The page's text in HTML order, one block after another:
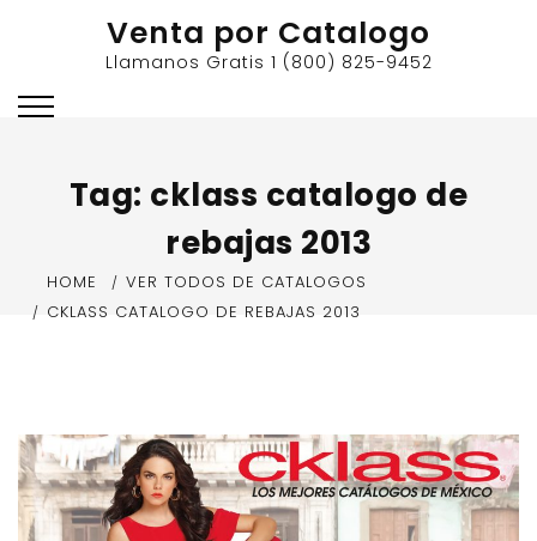
Venta por Catalogo
Llamanos Gratis 1 (800) 825-9452
Tag: cklass catalogo de
rebajas 2013
HOME
VER TODOS DE CATALOGOS
CKLASS CATALOGO DE REBAJAS 2013